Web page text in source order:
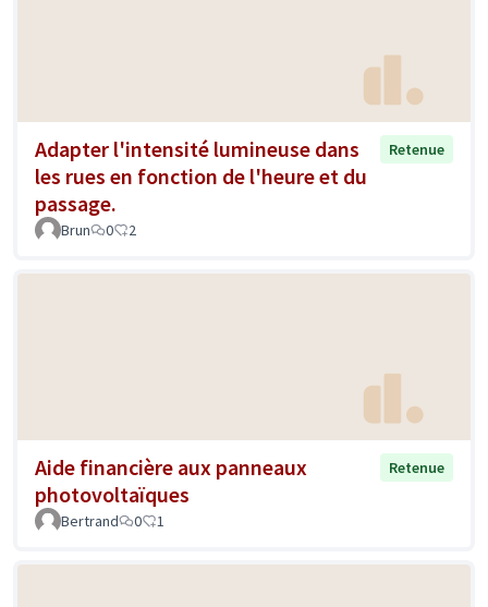
Adapter l'intensité lumineuse dans
les rues en fonction de l'heure et du
passage.
Retenue
Brun 0 2
Aide financière aux panneaux
photovoltaïques
Retenue
Bertrand 0 1